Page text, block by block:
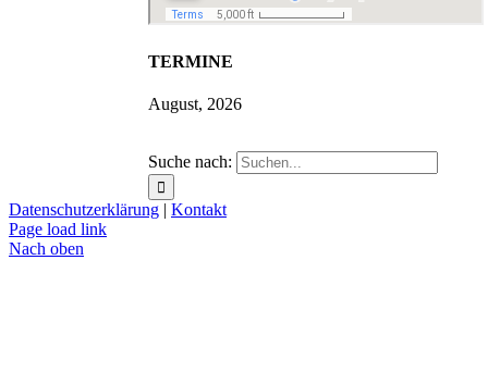
TERMINE
August, 2026
Suche nach:
Datenschutzerklärung | Kontakt
Page load link
Nach oben